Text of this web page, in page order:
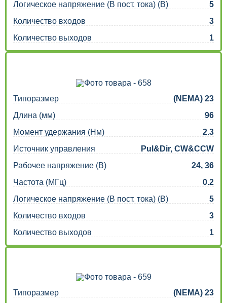
Логическое напряжение (В пост. тока) (В)
5
Количество входов
3
Количество выходов
1
Типоразмер
(NEMA) 23
Длина (мм)
96
Момент удержания (Нм)
2.3
Источник управления
Pul&Dir, CW&CCW
Рабочее напряжение (В)
24, 36
Частота (МГц)
0.2
Логическое напряжение (В пост. тока) (В)
5
Количество входов
3
Количество выходов
1
Типоразмер
(NEMA) 23